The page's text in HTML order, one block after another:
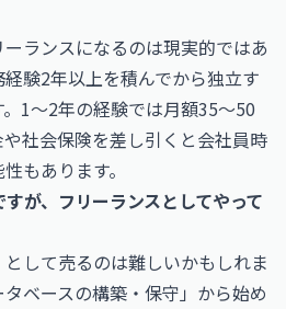
ランスになるのは現実的ではあ
験2年以上を積んでから独立す
1〜2年の経験では月額35〜50
社会保険を差し引くと会社員時
もあります。
が、フリーランスとしてやって
して売るのは難しいかもしれま
ベースの構築・保守」から始め